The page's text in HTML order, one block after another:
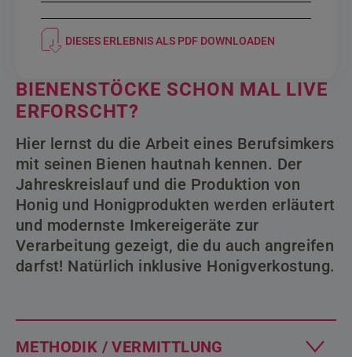
DIESES ERLEBNIS ALS PDF DOWNLOADEN
BIENENSTÖCKE SCHON MAL LIVE
ERFORSCHT?
Hier lernst du die Arbeit eines Berufsimkers
mit seinen Bienen hautnah kennen. Der
Jahreskreislauf und die Produktion von
Honig und Honigprodukten werden erläutert
und modernste Imkereigeräte zur
Verarbeitung gezeigt, die du auch angreifen
darfst! Natürlich inklusive Honigverkostung.
METHODIK / VERMITTLUNG